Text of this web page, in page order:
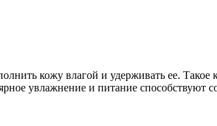
кожу влагой и удерживать ее. Такое
увлажнение и питание